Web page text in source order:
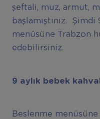
şeftali, muz, armut,
başlamıştınız.
menüsüne Trabzon
edebilirsiniz.
9 ayl ı k bebek
Beslenme menüsüne